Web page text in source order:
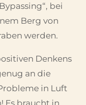
bei
Berg von
werden.
Denkens
an die
in Luft
Es braucht in